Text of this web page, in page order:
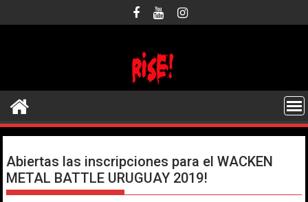
al
Abiertas las inscripciones para el WACKEN
METAL BATTLE URUGUAY 2019!